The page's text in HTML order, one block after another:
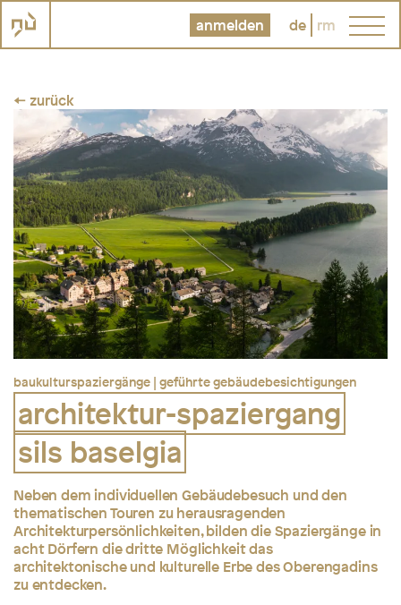
anmelden de rm
← zurück
baukulturspaziergänge | geführte gebäudebesichtigungen
architektur-spaziergang
sils baselgia
Neben dem individuellen Gebäudebesuch und den
thematischen Touren zu herausragenden
Architekturpersönlichkeiten, bilden die Spaziergänge in
acht Dörfern die dritte Möglichkeit das
architektonische und kulturelle Erbe des Oberengadins
zu entdecken.